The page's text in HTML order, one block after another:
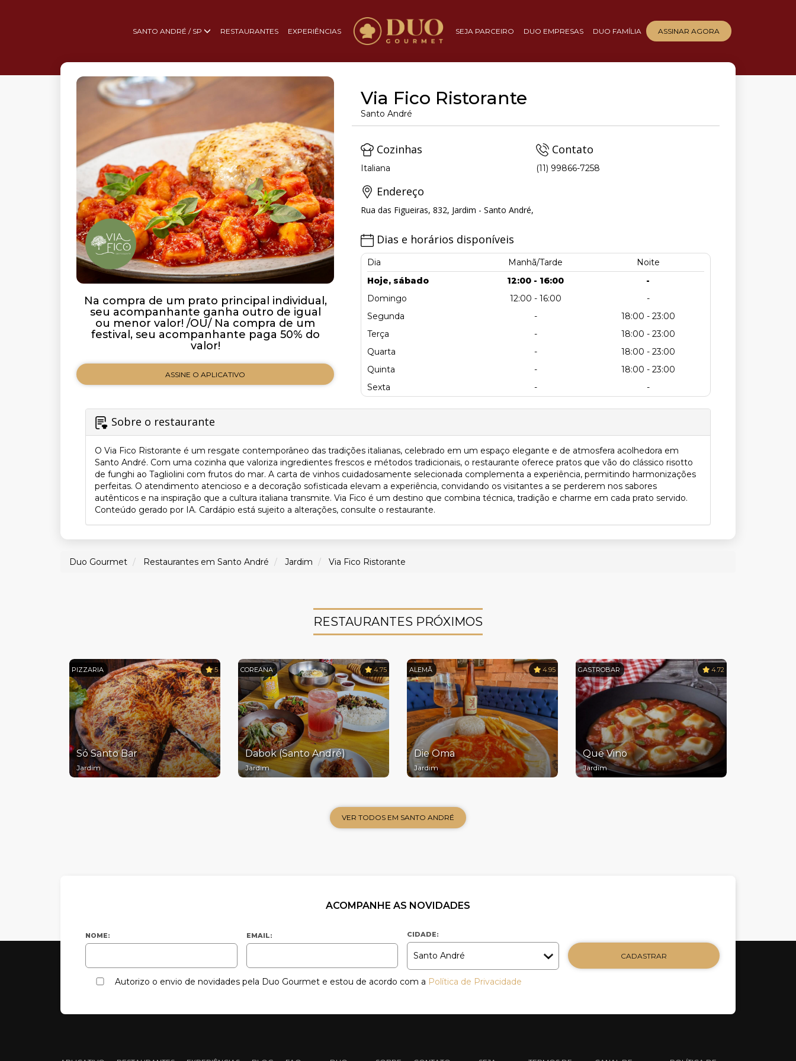
SANTO ANDRÉ / SP RESTAURANTES EXPERIÊNCIAS SEJA PARCEIRO DUO EMPRESAS DUO FAMÍLIA ASSINAR AGORA
Na compra de um prato principal individual,
seu acompanhante ganha outro de igual
ou menor valor! /OU/ Na compra de um
festival, seu acompanhante paga 50% do
valor!
ASSINE O APLICATIVO
Via Fico Ristorante
Santo André
Cozinhas
Italiana
Contato
(11) 99866-7258
Endereço
Rua das Figueiras, 832, Jardim - Santo André,
Dias e horários disponíveis
Dia Manhã/Tarde
Noite
Hoje, sábado
12:00 - 16:00
-
Domingo
12:00 - 16:00
-
Segunda
-
18:00 - 23:00
Terça
-
18:00 - 23:00
Quarta
-
18:00 - 23:00
Quinta
-
18:00 - 23:00
Sexta
- -
Sobre o restaurante
O Via Fico Ristorante é um resgate contemporâneo das tradições italianas, celebrado em um espaço elegante e de atmosfera acolhedora em
Santo André. Com uma cozinha que valoriza ingredientes frescos e métodos tradicionais, o restaurante oferece pratos que vão do clássico risotto
de funghi ao Tagliolini com frutos do mar. A carta de vinhos cuidadosamente selecionada complementa a experiência, permitindo harmonizações
perfeitas. O atendimento atencioso e a decoração sofisticada elevam a experiência, convidando os visitantes a se perderem nos sabores
autênticos e na inspiração que a cultura italiana transmite. Via Fico é um destino que combina técnica, tradição e charme em cada prato servido.
Conteúdo gerado por IA. Cardápio está sujeito a alterações, consulte o restaurante.
Duo Gourmet Restaurantes em Santo André Jardim Via Fico Ristorante
RESTAURANTES PRÓXIMOS
PIZZARIA 5
Só Santo Bar
Jardim
COREANA 4.75
Dabok (Santo André)
Jardim
ALEMÃ 4.95
Die Oma
Jardim
GASTROBAR 4.72
Que Vino
Jardim
VER TODOS EM SANTO ANDRÉ
ACOMPANHE AS NOVIDADES
NOME: EMAIL: CIDADE:
CADASTRAR
Autorizo o envio de novidades pela Duo Gourmet e estou de acordo com a Política de Privacidade